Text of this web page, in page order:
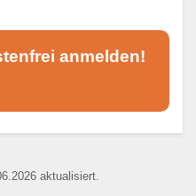
anmelden!
ist nicht
aktualisiert.